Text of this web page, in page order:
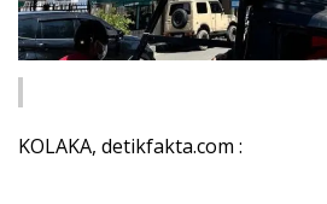
KOLAKA, detikfakta.com :